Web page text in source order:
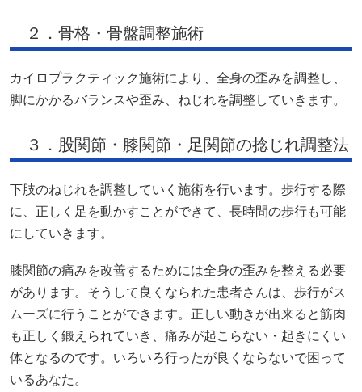
２．骨格・骨盤調整施術
カイロプラクティック施術により、全身の歪みを調整し、
脚にかかるバランスや歪み、ねじれを調整していきます。
３．股関節・膝関節・足関節の捻じれ調整法
下肢のねじれを調整していく施術を行います。歩行する際
に、正しく足を動かすことができて、長時間の歩行も可能
にしていきます。
膝関節の痛みを改善するためには全身の歪みを整える必要
があります。そうして良くなられた患者さんは、歩行がス
ムーズに行うことができます。正しい動きが出来ると筋肉
も正しく鍛えられていき、痛みが起こらない・起きにくい
体となるのです。いろいろ行ったが良くならないで困って
いるあなた。